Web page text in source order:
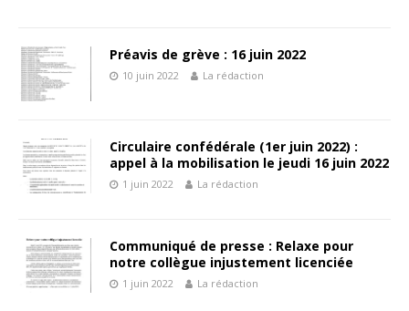
Préavis de grève : 16 juin 2022
10 juin 2022 La rédaction
Circulaire confédérale (1er juin 2022) :
appel à la mobilisation le jeudi 16 juin 2022
1 juin 2022 La rédaction
Communiqué de presse : Relaxe pour
notre collègue injustement licenciée
1 juin 2022 La rédaction